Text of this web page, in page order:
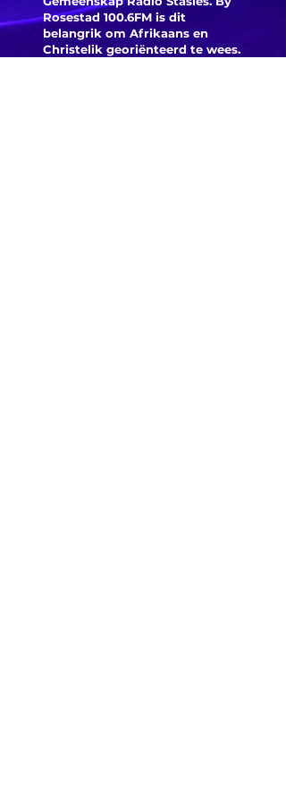
Rosestad 100.6FM is dit
belangrik om Afrikaans en
Christelik georiënteerd te wees.